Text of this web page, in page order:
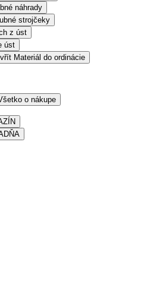
náhrady
strojčeky
z úst
úst
Materiál do ordinácie
o nákupe